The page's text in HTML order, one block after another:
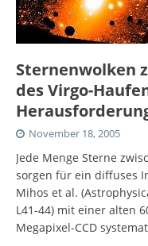
Sternenwolken
des Virgo-
November 18, 2005
Jede Menge Sterne
sorgen für ein diffuses
Mihos et al.
L41-44) mit einer alten
Megapixel-CCD